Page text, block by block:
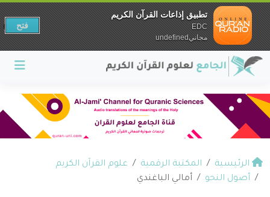
الرئيسية المكتبة الرقمية
علوم القرآن الكريم
أصول النحو
أمالي الباغندي
تطبيق إذاعات القرآن الكريم
EDC
مجانيundefined
فتح